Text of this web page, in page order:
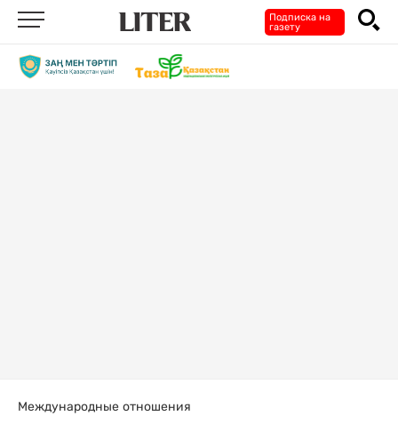
Подписка на
газету
Международные отношения